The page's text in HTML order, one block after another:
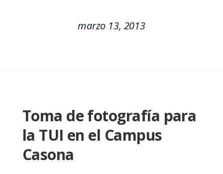
marzo 13, 2013
Toma de fotografía para
la TUI en el Campus
Casona